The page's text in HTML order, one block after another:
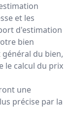
et les
d'estimation
bien
du bien,
le calcul du prix
une
précise par la